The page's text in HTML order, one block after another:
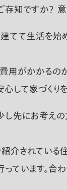
知ですか？
てて生活を始
用がかかるの
して家づくり
し先にお考え
介されてい
ています。合わ